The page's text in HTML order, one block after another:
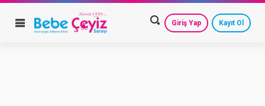
Giriş Yap Kayıt Ol